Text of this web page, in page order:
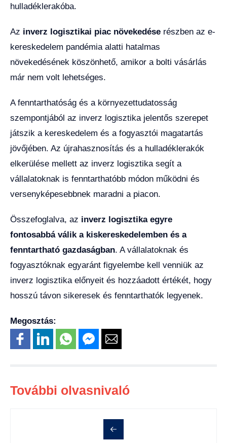
hulladéklerakóba.
Az inverz logisztikai piac növekedése részben az e-
kereskedelem pandémia alatti hatalmas
növekedésének köszönhető, amikor a bolti vásárlás
már nem volt lehetséges.
A fenntarthatóság és a környezettudatosság
szempontjából az inverz logisztika jelentős szerepet
játszik a kereskedelem és a fogyasztói magatartás
jövőjében. Az újrahasznosítás és a hulladéklerakók
elkerülése mellett az inverz logisztika segít a
vállalatoknak is fenntarthatóbb módon működni és
versenyképesebbnek maradni a piacon.
Összefoglalva, az inverz logisztika egyre
fontosabbá válik a kiskereskedelemben és a
fenntartható gazdaságban. A vállalatoknak és
fogyasztóknak egyaránt figyelembe kell venniük az
inverz logisztika előnyeit és hozzáadott értékét, hogy
hosszú távon sikeresek és fenntarthatók legyenek.
Megosztás:
További olvasnivaló